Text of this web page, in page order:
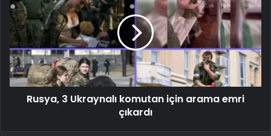
Rusya, 3 Ukraynalı komutan için arama emri
çıkardı